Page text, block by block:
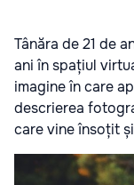
Tânăra de 21 de
ani în spațiul
imagine în care
descrierea
care vine însoțit